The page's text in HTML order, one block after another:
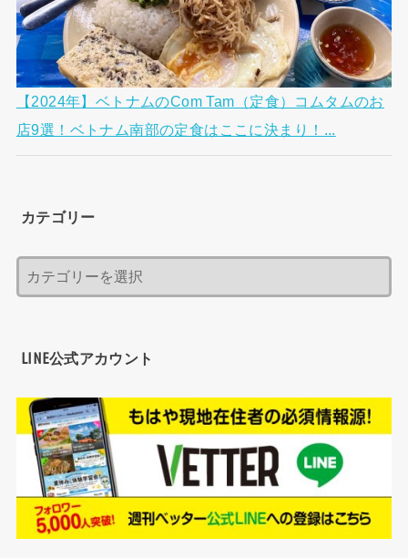
【2024年】ベトナムのCom Tam（定食）コムタムのお
店9選！ベトナム南部の定食はここに決まり！...
カテゴリー
LINE公式アカウント